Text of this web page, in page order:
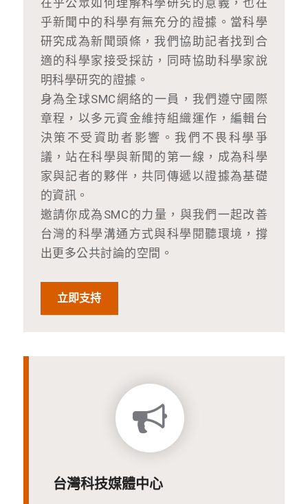
乎新聞中的科學有無充分的證據。當科學
研究成為新聞頭條，我們協助記者找到合
適的科學家接受採訪，同時協助科學家說
明科學研究的證據。
身為全球SMC網絡的一員，我們遵守國際
章程，以多元資金維持組織運作，編輯台
決策不受資助者影響。我們不畏科學爭
議，站在科學與新聞的第一線，成為科學
家與記者的夥伴，共同傳遞以證據為基礎
的資訊。
邀請你成為SMC的力量，與我們一起改善
台灣的科學溝通方式與科學閱聽環境，撐
出更多公共討論的空間。
立即支持
台灣科技媒體中心